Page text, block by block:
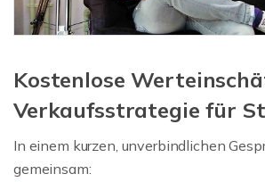
Kostenlose
Verkaufsstrategie für
In einem kurzen, unverbindlichen
gemeinsam: